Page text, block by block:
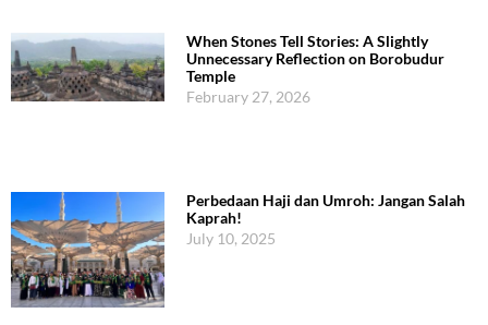
When Stones Tell Stories: A Slightly
Unnecessary Reflection on Borobudur
Temple
February 27, 2026
Perbedaan Haji dan Umroh: Jangan Salah
Kaprah!
July 10, 2025